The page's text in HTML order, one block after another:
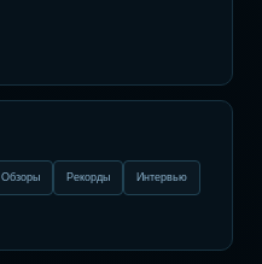
Обзоры Рекорды Интервью